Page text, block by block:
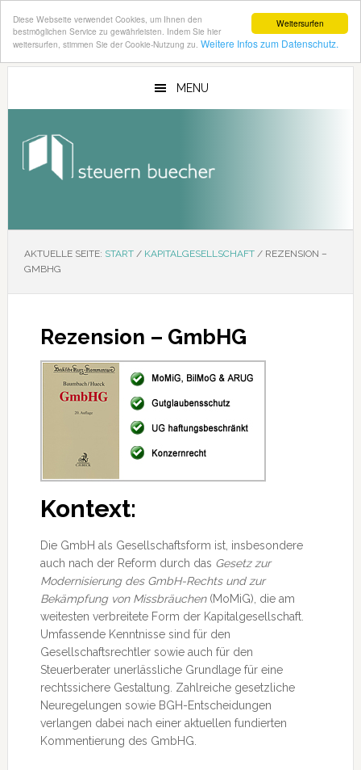
Weitersurfen
Diese Webseite verwendet Cookies, um Ihnen den
bestmöglichen Service zu gewährleisten. Indem Sie hier
weitersurfen, stimmen Sie der Cookie-Nutzung zu. Weitere Infos zum Datenschutz.
Zum
Zur
MENU
AKTUELLE SEITE: START / KAPITALGESELLSCHAFT /REZENSION –
GMBHG
Rezension – GmbHG
Kontext:
Die GmbH als Gesellschaftsform ist, insbesondere
auch nach der Reform durch das Gesetz zur
Modernisierung des GmbH-Rechts und zur
Bekämpfung von Missbräuchen(MoMiG), die am
weitesten verbreitete Form der Kapitalgesellschaft.
Umfassende Kenntnisse sind für den
Gesellschaftsrechtler sowie auch für den
Steuerberaterunerlässliche Grundlage für eine
rechtssichere Gestaltung. Zahlreiche gesetzliche
Neuregelungen sowie BGH-Entscheidungen
verlangen dabei nach einer aktuellen fundierten
Kommentierung des GmbHG.